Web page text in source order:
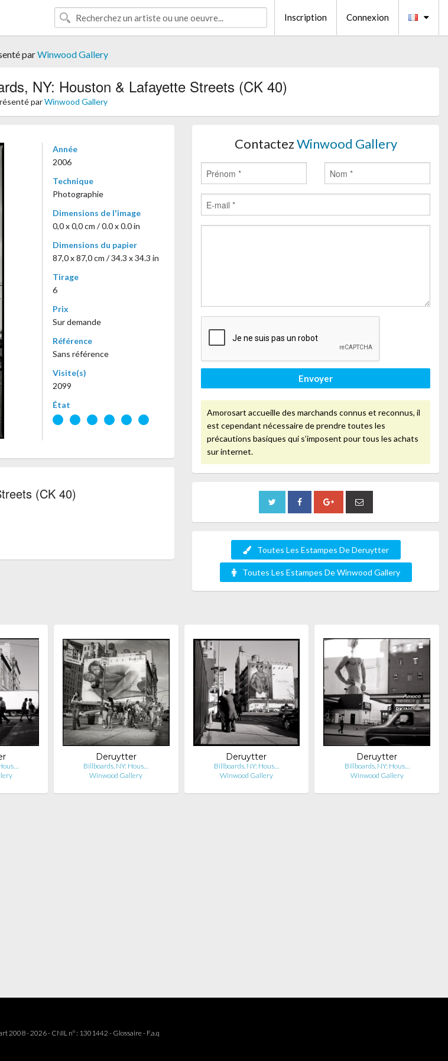
Inscription Connexion
parWinwood Gallery
NY: Houston & Lafayette Streets (CK 40)
parWinwood Gallery
Année
2006
Technique
Photographie
Dimensions de l'image
0,0 x 0,0 cm / 0.0 x 0.0 in
Dimensions du papier
87,0 x 87,0 cm / 34.3 x 34.3 in
Tirage
6
Prix
Sur demande
Référence
Sans référence
Visite(s)
2099
État
(CK 40)
ContactezWinwood Gallery
Envoyer
Amorosart accueille des marchands connus et reconnus, il
est cependant nécessaire de prendre toutes les
précautions basiques qui s’imposent pour tous les achats
sur internet.
Toutes Les Estampes De Deruytter
Toutes Les Estampes De Winwood Gallery
Deruytter
Billboards, NY: Hous…
Winwood Gallery
Deruytter
Billboards, NY: Hous…
Winwood Gallery
Deruytter
Billboards, NY: Hous…
Winwood Gallery
2008 - 2026 - CNIL n° : 1301442 -Glossaire- F.a.q